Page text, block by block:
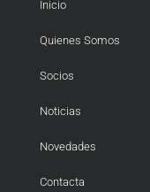
Inicio
Quienes Somos
Socios
Noticias
Novedades
Contacta